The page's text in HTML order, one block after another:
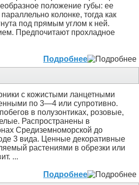
положение губы: ее
колонке, тогда как
под прямым углом к ней.
Предпочитают прохладное
Подробнее
с кожистыми ланцетными
по 3—4 или супротивно.
в полузонтиках, розовые,
Распространены в
Средиземноморской до
3 вида. Ценные декоративные
растениями в обрезки или
...
Подробнее